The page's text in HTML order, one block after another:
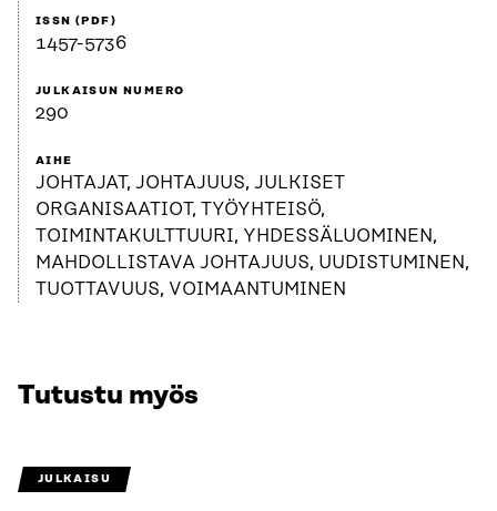
ISSN (PDF)
1457-5736
JULKAISUN NUMERO
290
AIHE
JOHTAJAT, JOHTAJUUS, JULKISET
ORGANISAATIOT, TYÖYHTEISÖ,
TOIMINTAKULTTUURI, YHDESSÄLUOMINEN,
MAHDOLLISTAVA JOHTAJUUS, UUDISTUMINEN,
TUOTTAVUUS, VOIMAANTUMINEN
Tutustu myös
JULKAISU